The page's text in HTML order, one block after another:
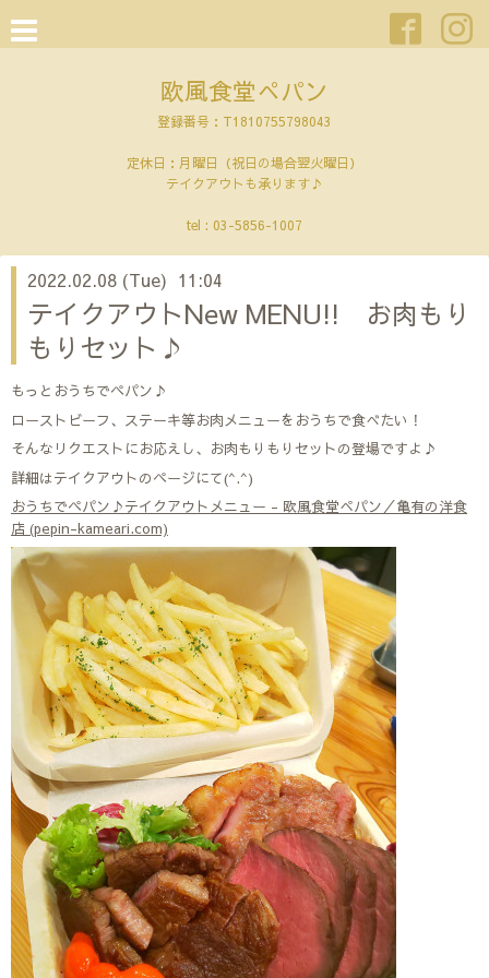
欧風食堂ぺパン
登録番号：T1810755798043
定休日：月曜日（祝日の場合翌火曜日）
テイクアウトも承ります♪
tel : 03-5856-1007
2022.02.08 (Tue) 11:04
テイクアウトNew MENU!! お肉もり
もりセット♪
もっとおうちでペパン♪
ローストビーフ、ステーキ等お肉メニューをおうちで食べたい！
そんなリクエストにお応えし、お肉もりもりセットの登場ですよ♪
詳細はテイクアウトのページにて(^.^)
おうちでペパン♪テイクアウトメニュー - 欧風食堂ぺパン／亀有の洋食
店 (pepin-kameari.com)